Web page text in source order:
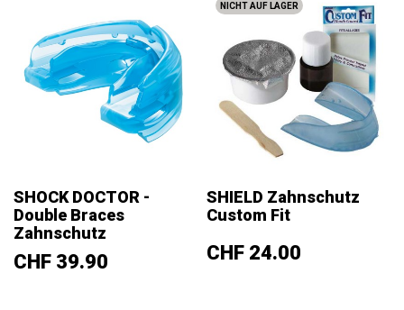
SHOCK DOCTOR -
Double Braces
Zahnschutz
Preis
CHF 39.90
NICHT AUF LAGER
SHIELD Zahnschutz
Custom Fit
Preis
CHF 24.00